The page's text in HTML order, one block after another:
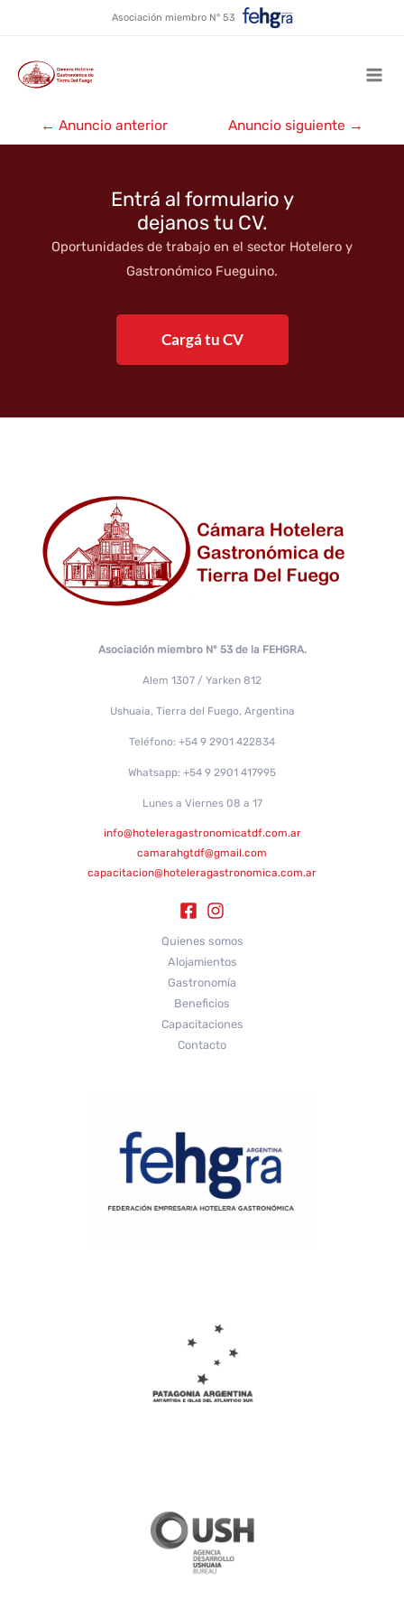
contenido
Asociación miembro N° 53
Hotel Villa Brescia ★★★
Navegación
de
← Anuncio anterior Anuncio siguiente →
Entrá al formulario y
dejanos tu CV.
Oportunidades de trabajo en el sector Hotelero y
Gastronómico Fueguino.
Cargá tu CV
Asociación miembro N° 53 de la FEHGRA.
Alem 1307 / Yarken 812
Ushuaia, Tierra del Fuego, Argentina
Teléfono: +54 9 2901 422834
Whatsapp: +54 9 2901 417995
Lunes a Viernes 08 a 17
info@hoteleragastronomicatdf.com.ar
camarahgtdf@gmail.com
capacitacion@hoteleragastronomica.com.ar
Quienes somos
Alojamientos
Gastronomía
Beneficios
Capacitaciones
Contacto